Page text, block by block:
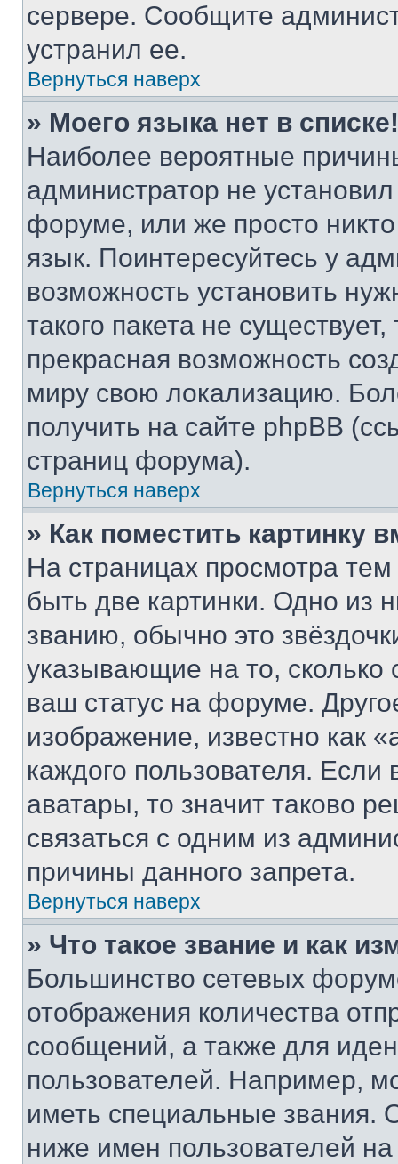
сервере. Сообщите
устранил ее.
Вернуться наверх
» Моего языка нет в списке!
Наиболее вероятные
администратор не
форуме, или же просто
язык. Поинтересуйтесь у
возможность установить
такого пакета не
прекрасная возможность
миру свою локализацию.
получить на сайте phpBB
страниц форума).
Вернуться наверх
» Как поместить картинку
На страницах просмотра
быть две картинки. Одно из
званию, обычно это
указывающие на то,
ваш статус на форуме.
изображение, известно как
каждого пользователя.
аватары, то значит таково
связаться с одним из
причины данного запрета.
Вернуться наверх
» Что такое звание и как
Большинство сетевых
отображения количества
сообщений, а также для
пользователей. Например,
иметь специальные звания.
ниже имен пользователей